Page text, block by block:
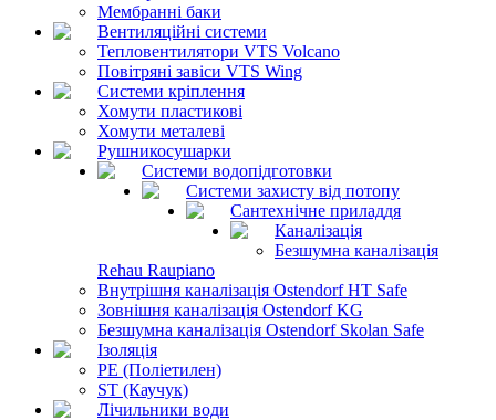
Мембранні баки
Вентиляційні системи
Тепловентилятори VTS Volcano
Повітряні завіси VTS Wing
Системи кріплення
Хомути пластикові
Хомути металеві
Рушникосушарки
Системи водопідготовки
Системи захисту від потопу
Сантехнічне приладдя
Каналізація
Безшумна каналізація
Rehau Raupiano
Внутрішня каналізація Ostendorf HT Safe
Зовнішня каналізація Ostendorf KG
Безшумна каналізація Ostendorf Skolan Safe
Ізоляція
PE (Поліетилен)
ST (Каучук)
Лічильники води